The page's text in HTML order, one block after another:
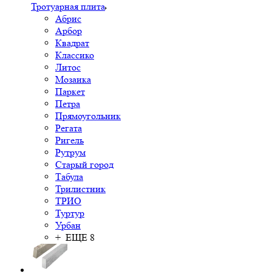
Тротуарная плита
Абрис
Арбор
Квадрат
Классико
Литос
Мозаика
Паркет
Петра
Прямоугольник
Регата
Ригель
Рутрум
Старый город
Табула
Трилистник
ТРИО
Туртур
Урбан
+ ЕЩЕ 8